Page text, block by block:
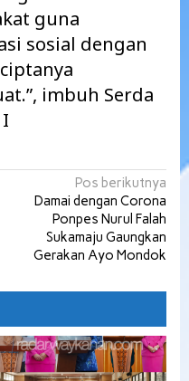
guna
sosial dengan
imbuh Serda
Pos berikutnya
Damai dengan Corona
Ponpes Nurul Falah
Sukamaju Gaungkan
Gerakan Ayo Mondok